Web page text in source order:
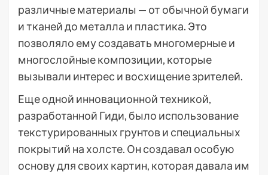
различные материалы — от обычной бумаги
и тканей до металла и пластика. Это
позволяло ему создавать многомерные и
многослойные композиции, которые
вызывали интерес и восхищение зрителей.
Еще одной инновационной техникой,
разработанной Гиди, было использование
текстурированных грунтов и специальных
покрытий на холсте. Он создавал особую
основу для своих картин, которая давала им